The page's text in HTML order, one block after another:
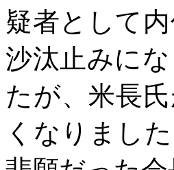
疑者として
沙汰止みに
たが、米長
くなりまし